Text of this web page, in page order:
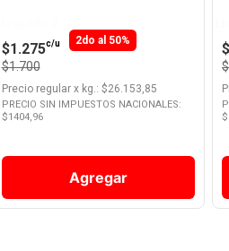
$1.275c/u 2do al 50%
$1.700
Precio regularx kg.: $26.153,85
PRECIO SIN IMPUESTOS NACIONALES:
$1404,96
Agregar
$